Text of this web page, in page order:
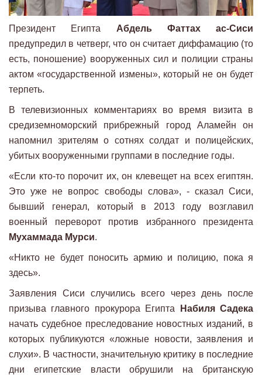
Президент Египта Абдель Фаттах ас-Сиси
предупредил в четверг, что он считает диффамацию (то
есть, поношение) вооруженных сил и полиции страны
актом «государственной измены», который не он будет
терпеть.
В телевизионных комментариях во время визита в
средиземноморский прибрежный город Аламейн он
напомнил зрителям о сотнях солдат и полицейских,
убитых вооруженными группами в последние годы.
«Если кто-то порочит их, он клевещет на всех египтян.
Это уже не вопрос свободы слова», - сказал Сиси,
бывший генерал, который в 2013 году возглавил
военный переворот против избранного президента
Мухаммада Мурси.
«Никто не будет поносить армию и полицию, пока я
здесь».
Заявления Сиси случились всего через день после
призыва главного прокурора Египта
Набиля Садека
начать судебное преследование новостных изданий, в
которых публикуются «ложные новости, заявления и
слухи». В частности, значительную критику в последние
дни египетские власти обрушили на британскую